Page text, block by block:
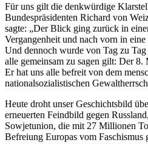
Für uns gilt die denkwürdige
Bundespräsidenten Richard von
sagte: „Der Blick ging zurück in
Vergangenheit und nach vorn in
Und dennoch wurde von Tag zu
alle gemeinsam zu sagen gilt: Der
Er hat uns alle befreit von dem
nationalsozialistischen
Heute droht unser Geschichtsbild
erneuerten Feindbild gegen
Sowjetunion, die mit 27 Millionen
Befreiung Europas vom Faschismus